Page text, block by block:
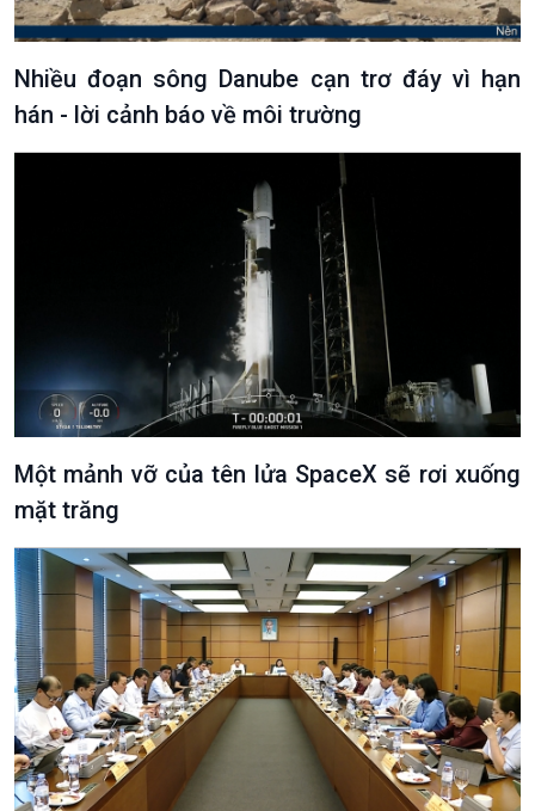
VOV1 đặc biệt
Thanh âm ký sự
Chân dung cuộc sống
Các chương trình đặc biệt
Nhiều đoạn sông Danube cạn trơ đáy vì hạn
hán - lời cảnh báo về môi trường
Một mảnh vỡ của tên lửa SpaceX sẽ rơi xuống
mặt trăng